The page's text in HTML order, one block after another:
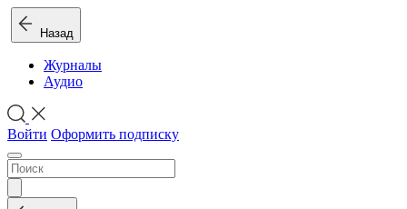
Назад
Журналы
Аудио
Войти Оформить подписку